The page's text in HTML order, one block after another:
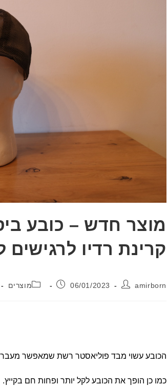
מוצר חדש – כובע
קרינת רדיו לרגישים
מחבר:
amirborn פורסם:
06/01/2023 קטגוריה:
מוצרים
הכובע עשוי מבד פוליאסטר רשת שמאפשר מעבר
כמו כן הופך את הכובע לקל יותר ופחות חם בקייץ.